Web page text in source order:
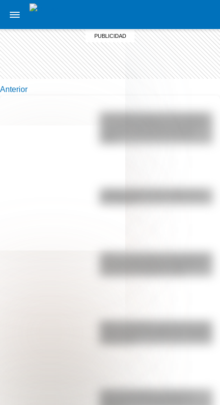
Anterior
Actividades para el 17 de agosto:
¿Sabías cómo fue la infancia de
¿Qué son las figuras geométricas?
conocer los distintos tipos
Metro de Madrid: ¿por qué es una
Cómo San Martín conformó el